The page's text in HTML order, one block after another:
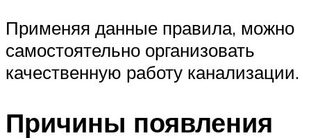
Применяя данные правила, можно
самостоятельно организовать
качественную работу канализации.
Причины появления